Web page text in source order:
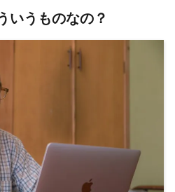
いうものなの？